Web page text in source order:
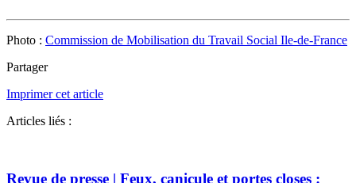
Photo : Commission de Mobilisation du Travail Social Ile-de-France
Partager
Imprimer cet article
Articles liés :
Revue de presse | Feux, canicule et portes closes :